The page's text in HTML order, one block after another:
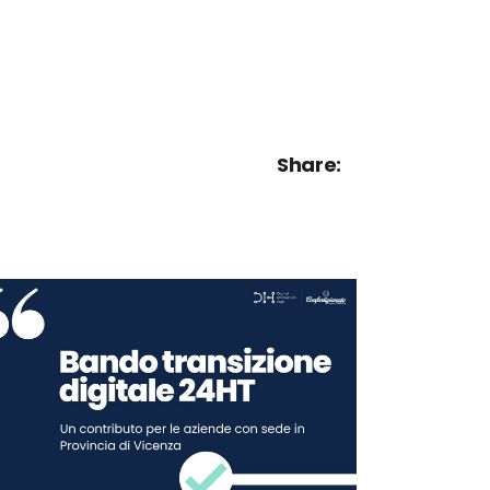
Share: